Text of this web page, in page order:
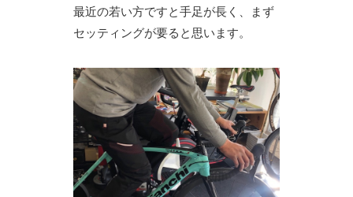
最近の若い方ですと手足が長く、まず
セッティングが要ると思います。